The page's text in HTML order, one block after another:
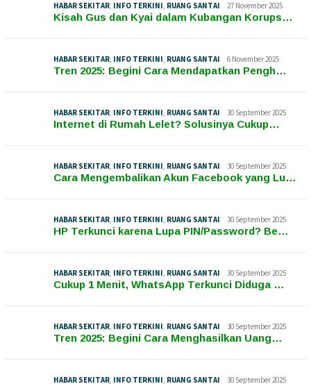
HABAR SEKITAR, INFO TERKINI, RUANG SANTAI 27 November 2025
Kisah Gus dan Kyai dalam Kubangan Korups…
HABAR SEKITAR, INFO TERKINI, RUANG SANTAI 6 November 2025
Tren 2025: Begini Cara Mendapatkan Pengh…
HABAR SEKITAR, INFO TERKINI, RUANG SANTAI 30 September 2025
Internet di Rumah Lelet? Solusinya Cukup…
HABAR SEKITAR, INFO TERKINI, RUANG SANTAI 30 September 2025
Cara Mengembalikan Akun Facebook yang Lu…
HABAR SEKITAR, INFO TERKINI, RUANG SANTAI 30 September 2025
HP Terkunci karena Lupa PIN/Password? Be…
HABAR SEKITAR, INFO TERKINI, RUANG SANTAI 30 September 2025
Cukup 1 Menit, WhatsApp Terkunci Diduga …
HABAR SEKITAR, INFO TERKINI, RUANG SANTAI 30 September 2025
Tren 2025: Begini Cara Menghasilkan Uang…
HABAR SEKITAR, INFO TERKINI, RUANG SANTAI 30 September 2025